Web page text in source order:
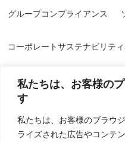
私たちは、お客様の
す
私たちは、お客様のブラウ
ライズされた広告やコンテ
グループコンプライアンス
コーポレートサステナビリテ
情報セキュリティ方針／品質